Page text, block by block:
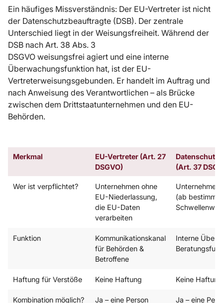
Ein häufiges Missverständnis: Der EU-Vertreter ist nicht
der Datenschutzbeauftragte (DSB). Der zentrale
Unterschied liegt in der Weisungsfreiheit. Während der
DSB nach Art. 38 Abs. 3
DSGVO weisungsfrei agiert und eine interne
Überwachungsfunktion hat, ist der EU-
Vertreterweisungsgebunden. Er handelt im Auftrag und
nach Anweisung des Verantwortlichen – als Brücke
zwischen dem Drittstaatunternehmen und den EU-
Behörden.
Merkmal
EU-Vertreter (Art. 27
DSGVO)
(Art. 37
Wer ist verpflichtet?
Unternehmen ohne
EU-Niederlassung,
die EU-Daten
verarbeiten
Unternehmen
(ab
Funktion
Kommunikationskanal
für Behörden &
Betroffene
Interne
Haftung für Verstöße Keine Haftung Keine Haftung
Kombination möglich? Ja – eine Person Ja – eine